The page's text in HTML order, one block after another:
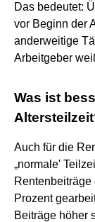
Das bedeutet:
vor Beginn der
anderweitige
Arbeitgeber
Was ist
Auch für die
„normale'
Prozent
Beiträge höher